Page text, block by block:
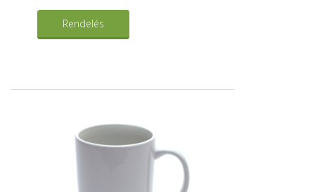
Rendelés